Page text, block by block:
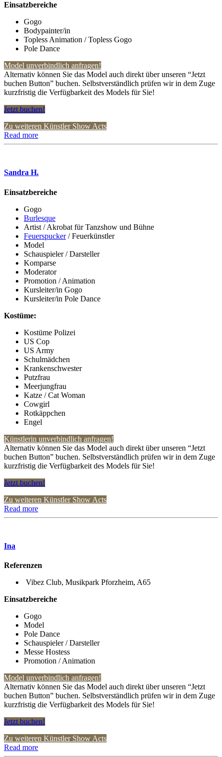
Einsatzbereiche
Gogo
Bodypainter/in
Topless Animation / Topless Gogo
Pole Dance
Model unverbindlich anfragen!
Alternativ können Sie das Model auch direkt über unseren “Jetzt
buchen Button” buchen. Selbstverständlich prüfen wir in dem Zuge
kurzfristig die Verfügbarkeit des Models für Sie!
Jetzt buchen!
Zu weiteren Künstler Show Acts
Read more
Sandra H.
Einsatzbereiche
Gogo
Burlesque
Artist / Akrobat für Tanzshow und Bühne
Feuerspucker/ Feuerkünstler
Model
Schauspieler / Darsteller
Komparse
Moderator
Promotion / Animation
Kursleiter/in Gogo
Kursleiter/in Pole Dance
Kostüme:
Kostüme Polizei
US Cop
US Army
Schulmädchen
Krankenschwester
Putzfrau
Meerjungfrau
Katze / Cat Woman
Cowgirl
Rotkäppchen
Engel
Künstlerin unverbindlich anfragen!
Alternativ können Sie das Model auch direkt über unseren “Jetzt
buchen Button” buchen. Selbstverständlich prüfen wir in dem Zuge
kurzfristig die Verfügbarkeit des Models für Sie!
Jetzt buchen!
Zu weiteren Künstler Show Acts
Read more
Ina
Referenzen
Vibez Club, Musikpark Pforzheim, A65
Einsatzbereiche
Gogo
Model
Pole Dance
Schauspieler / Darsteller
Messe Hostess
Promotion / Animation
Model unverbindlich anfragen!
Alternativ können Sie das Model auch direkt über unseren “Jetzt
buchen Button” buchen. Selbstverständlich prüfen wir in dem Zuge
kurzfristig die Verfügbarkeit des Models für Sie!
Jetzt buchen!
Zu weiteren Künstler Show Acts
Read more